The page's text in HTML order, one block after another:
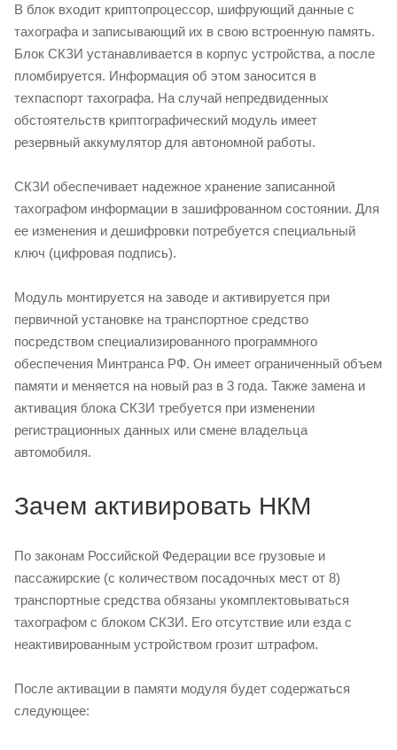
В блок входит криптопроцессор, шифрующий данные с
тахографа и записывающий их в свою встроенную память.
Блок СКЗИ устанавливается в корпус устройства, а после
пломбируется. Информация об этом заносится в
техпаспорт тахографа. На случай непредвиденных
обстоятельств криптографический модуль имеет
резервный аккумулятор для автономной работы.
СКЗИ обеспечивает надежное хранение записанной
тахографом информации в зашифрованном состоянии. Для
ее изменения и дешифровки потребуется специальный
ключ (цифровая подпись).
Модуль монтируется на заводе и активируется при
первичной установке на транспортное средство
посредством специализированного программного
обеспечения Минтранса РФ. Он имеет ограниченный объем
памяти и меняется на новый раз в 3 года. Также замена и
активация блока СКЗИ требуется при изменении
регистрационных данных или смене владельца
автомобиля.
Зачем активировать НКМ
По законам Российской Федерации все грузовые и
пассажирские (с количеством посадочных мест от 8)
транспортные средства обязаны укомплектовываться
тахографом с блоком СКЗИ. Его отсутствие или езда с
неактивированным устройством грозит штрафом.
После активации в памяти модуля будет содержаться
следующее: